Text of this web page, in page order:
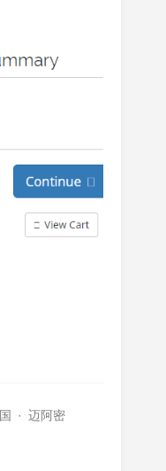
· 迈阿密